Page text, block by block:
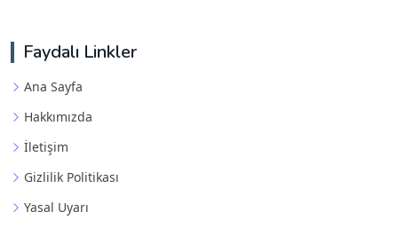
Faydalı Linkler
Ana Sayfa
Hakkımızda
İletişim
Gizlilik Politikası
Yasal Uyarı